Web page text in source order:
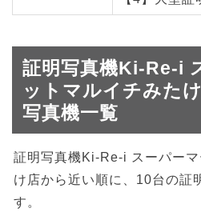
証明写真機Ki-Re-i
ットマルイチみた
写真機一覧
証明写真機Ki-Re-i スーパー
け店から近い順に、10台の証
す。